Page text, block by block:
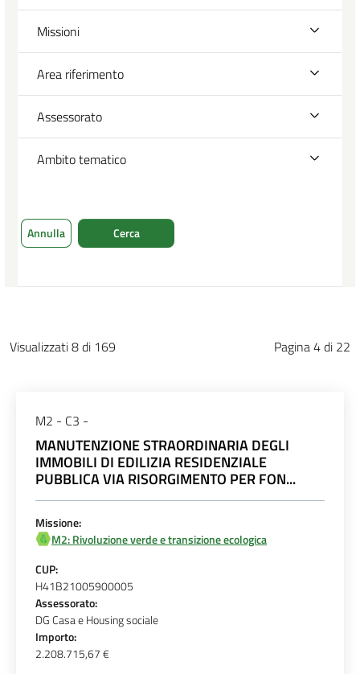
Missioni
Area riferimento
Assessorato
Ambito tematico
Annulla Cerca
Visualizzati 8 di 169 Pagina 4 di 22
M2 - C3 -
MANUTENZIONE STRAORDINARIA DEGLI
IMMOBILI DI EDILIZIA RESIDENZIALE
PUBBLICA VIA RISORGIMENTO PER FON...
Missione:
M2: Rivoluzione verde e transizione ecologica
CUP:
H41B21005900005
Assessorato:
DG Casa e Housing sociale
Importo:
2.208.715,67 €